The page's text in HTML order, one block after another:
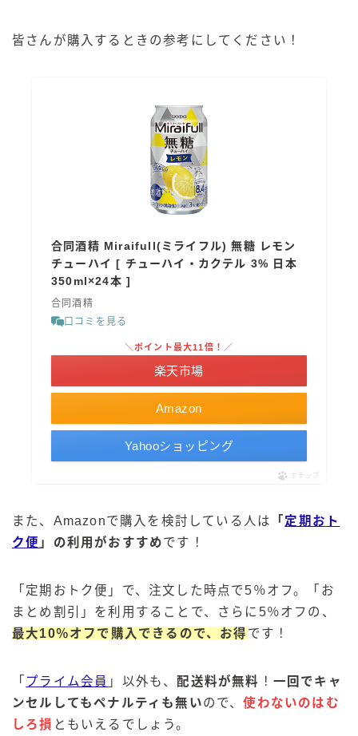
皆さんが購入するときの参考にしてください！
合同酒精 Miraifull(ミライフル) 無糖 レモン
チューハイ [ チューハイ・カクテル 3% 日本
350ml×24本 ]
合同酒精
口コミを見る
Amazon
＼ポイント最大11倍！／
楽天市場
Yahooショッピング
ポチップ
また、Amazonで購入を検討している人は 「 定期おト
ク便 」の利用がおすすめです！
「定期おトク便」で、注文した時点で5％オフ。「お
まとめ割引」を利用することで、さらに5％オフの、
最大10％オフで購入できるので、お得 です！
「 プライム会員 」以外も、配送料が無料 ！ 一回でキャ
ンセルしてもペナルティも無いので、使わないのはむ
しろ損 ともいえるでしょう。